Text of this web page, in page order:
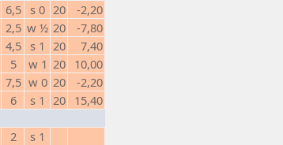
6,5 s 0 20
-2,20
2,5 w ½ 20
-7,80
4,5 s 1 20
7,40
5 w 1 20 10,00
7,5 w 0 20
-2,20
6 s 1 20 15,40
2 s 1